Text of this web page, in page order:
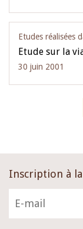
Etudes réalisées
Etude sur la
30 juin 2001
Inscription à